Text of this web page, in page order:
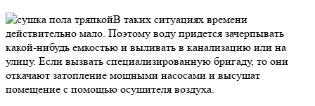
В таких ситуациях времени
действительно мало. Поэтому воду придется зачерпывать
какой-нибудь емкостью и выливать в канализацию или на
улицу. Если вызвать специализированную бригаду, то они
откачают затопление мощными насосами и высушат
помещение с помощью осушителя воздуха.